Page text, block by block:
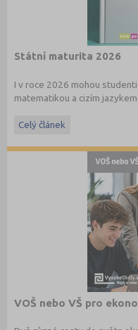
Státní maturita 2026
I v roce 2026 mohou
matematikou a cizím
informacemi.
Celý článek
VOŠ nebo VŠ pro